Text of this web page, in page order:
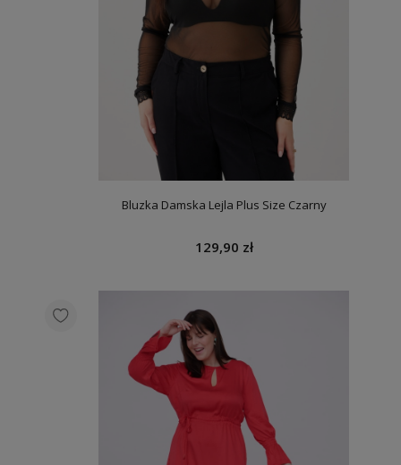
Bluzka Damska Lejla Plus Size Czarny
129,90 zł